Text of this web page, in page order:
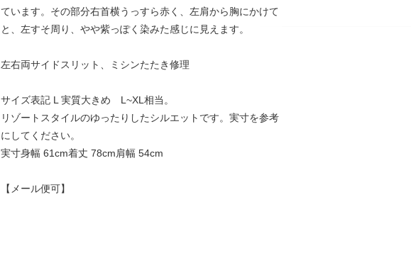
ています。その部分右首横うっすら赤く、左肩から胸にかけて
と、左すそ周り、やや紫っぽく染みた感じに見えます。
左右両サイドスリット、ミシンたたき修理
サイズ表記 L 実質大きめ L~XL相当。
リゾートスタイルのゆったりしたシルエットです。実寸を参考
にしてください。
実寸身幅 61cm着丈 78cm肩幅 54cm
【メール便可】